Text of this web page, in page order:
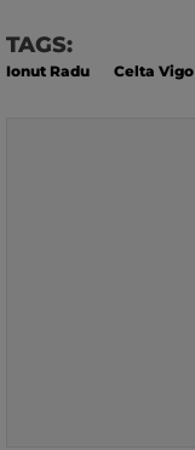
TAGS:
Ionut Radu Celta Vigo